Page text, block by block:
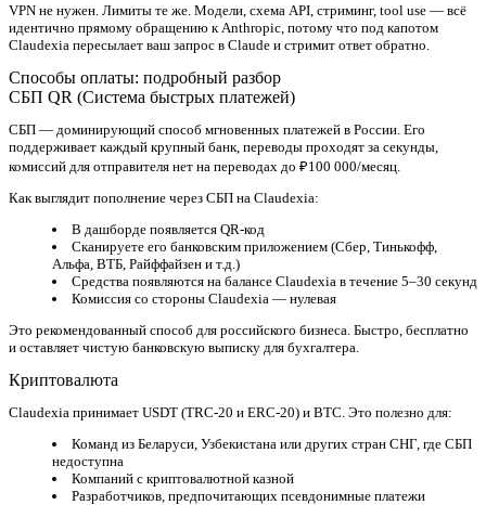
VPN не нужен. Лимиты те же. Модели, схема API, стриминг, tool use — всё
идентично прямому обращению к Anthropic, потому что под капотом
Claudexia пересылает ваш запрос в Claude и стримит ответ обратно.
Способы оплаты: подробный разбор
СБП QR (Система быстрых платежей)
СБП — доминирующий способ мгновенных платежей в России. Его
поддерживает каждый крупный банк, переводы проходят за секунды,
комиссий для отправителя нет на переводах до ₽100 000/месяц.
Как выглядит пополнение через СБП на Claudexia:
В дашборде появляется QR-код
Сканируете его банковским приложением (Сбер, Тинькофф,
Альфа, ВТБ, Райффайзен и т.д.)
Средства появляются на балансе Claudexia в течение 5–30 секунд
Комиссия со стороны Claudexia — нулевая
Это рекомендованный способ для российского бизнеса. Быстро, бесплатно
и оставляет чистую банковскую выписку для бухгалтера.
Криптовалюта
Claudexia принимает USDT (TRC-20 и ERC-20) и BTC. Это полезно для:
Команд из Беларуси, Узбекистана или других стран СНГ, где СБП
недоступна
Компаний с криптовалютной казной
Разработчиков, предпочитающих псевдонимные платежи